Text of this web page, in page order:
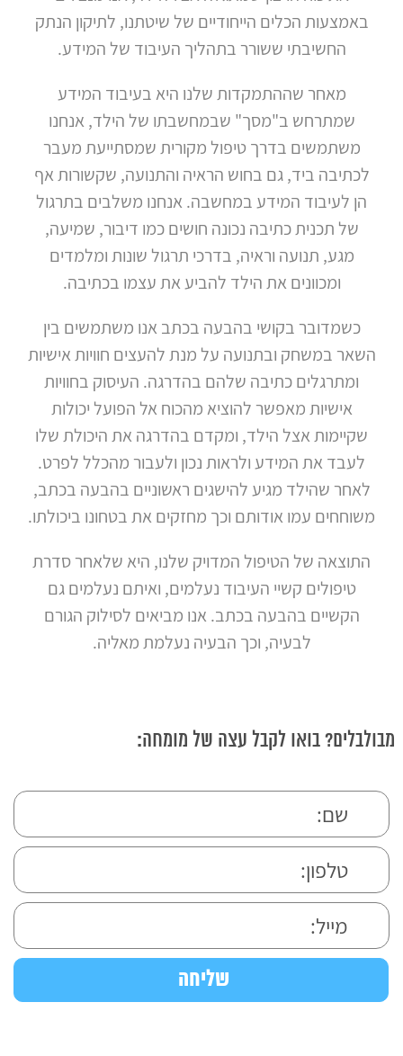
באמצעות הכלים הייחודיים של שיטתנו, לתיקון הנתק
החשיבתי ששורר בתהליך העיבוד של המידע.
מאחר שההתמקדות שלנו היא בעיבוד המידע
שמתרחש ב"מסך" שבמחשבתו של הילד, אנחנו
משתמשים בדרך טיפול מקורית שמסתייעת מעבר
לכתיבה ביד, גם בחוש הראיה והתנועה, שקשורות אף
הן לעיבוד המידע במחשבה. אנחנו משלבים בתרגול
של תכנית כתיבה נכונה חושים כמו דיבור, שמיעה,
מגע, תנועה וראיה, בדרכי תרגול שונות ומלמדים
ומכוונים את הילד להביע את עצמו בכתיבה.
כשמדובר בקושי בהבעה בכתב אנו משתמשים בין
השאר במשחק ובתנועה על מנת להעצים חוויות אישיות
ומתרגלים כתיבה שלהם בהדרגה. העיסוק בחוויות
אישיות מאפשר להוציא מהכוח אל הפועל יכולות
שקיימות אצל הילד, ומקדם בהדרגה את היכולת שלו
לעבד את המידע ולראות נכון ולעבור מהכלל לפרט.
לאחר שהילד מגיע להישגים ראשוניים בהבעה בכתב,
משוחחים עמו אודותם וכך מחזקים את בטחונו ביכולתו.
התוצאה של הטיפול המדויק שלנו, היא שלאחר סדרת
טיפולים קשיי העיבוד נעלמים, ואיתם נעלמים גם
הקשיים בהבעה בכתב. אנו מביאים לסילוק הגורם
לבעיה, וכך הבעיה נעלמת מאליה.
מבולבלים? בואו לקבל עצה של מומחה: